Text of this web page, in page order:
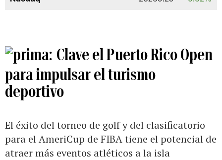
Clave el Puerto Rico Open
para impulsar el turismo
deportivo
El éxito del torneo de golf y del clasificatorio
para el AmeriCup de FIBA tiene el potencial de
atraer más eventos atléticos a la isla